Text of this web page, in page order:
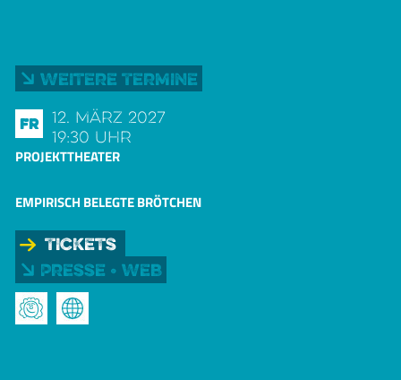
Weitere Termine
Fr
12. März 2027
19:30 Uhr
PROJEKTTHEATER
EMPIRISCH BELEGTE BRÖTCHEN
Tickets
Presse • Web